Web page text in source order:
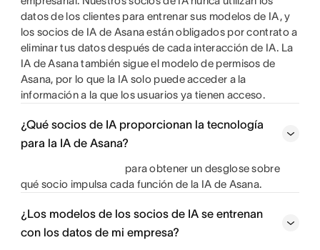
datos de los clientes para entrenar sus modelos de IA, y
los socios de IA de Asana están obligados por contrato a
eliminar tus datos después de cada interacción de IA. La
IA de Asana también sigue el modelo de permisos de
Asana, por lo que la IA solo puede acceder a la
información a la que los usuarios ya tienen acceso.
¿Qué socios de IA proporcionan la tecnología
para la IA de Asana?
para obtener un desglose sobre
qué socio impulsa cada función de la IA de Asana.
¿Los modelos de los socios de IA se entrenan
con los datos de mi empresa?